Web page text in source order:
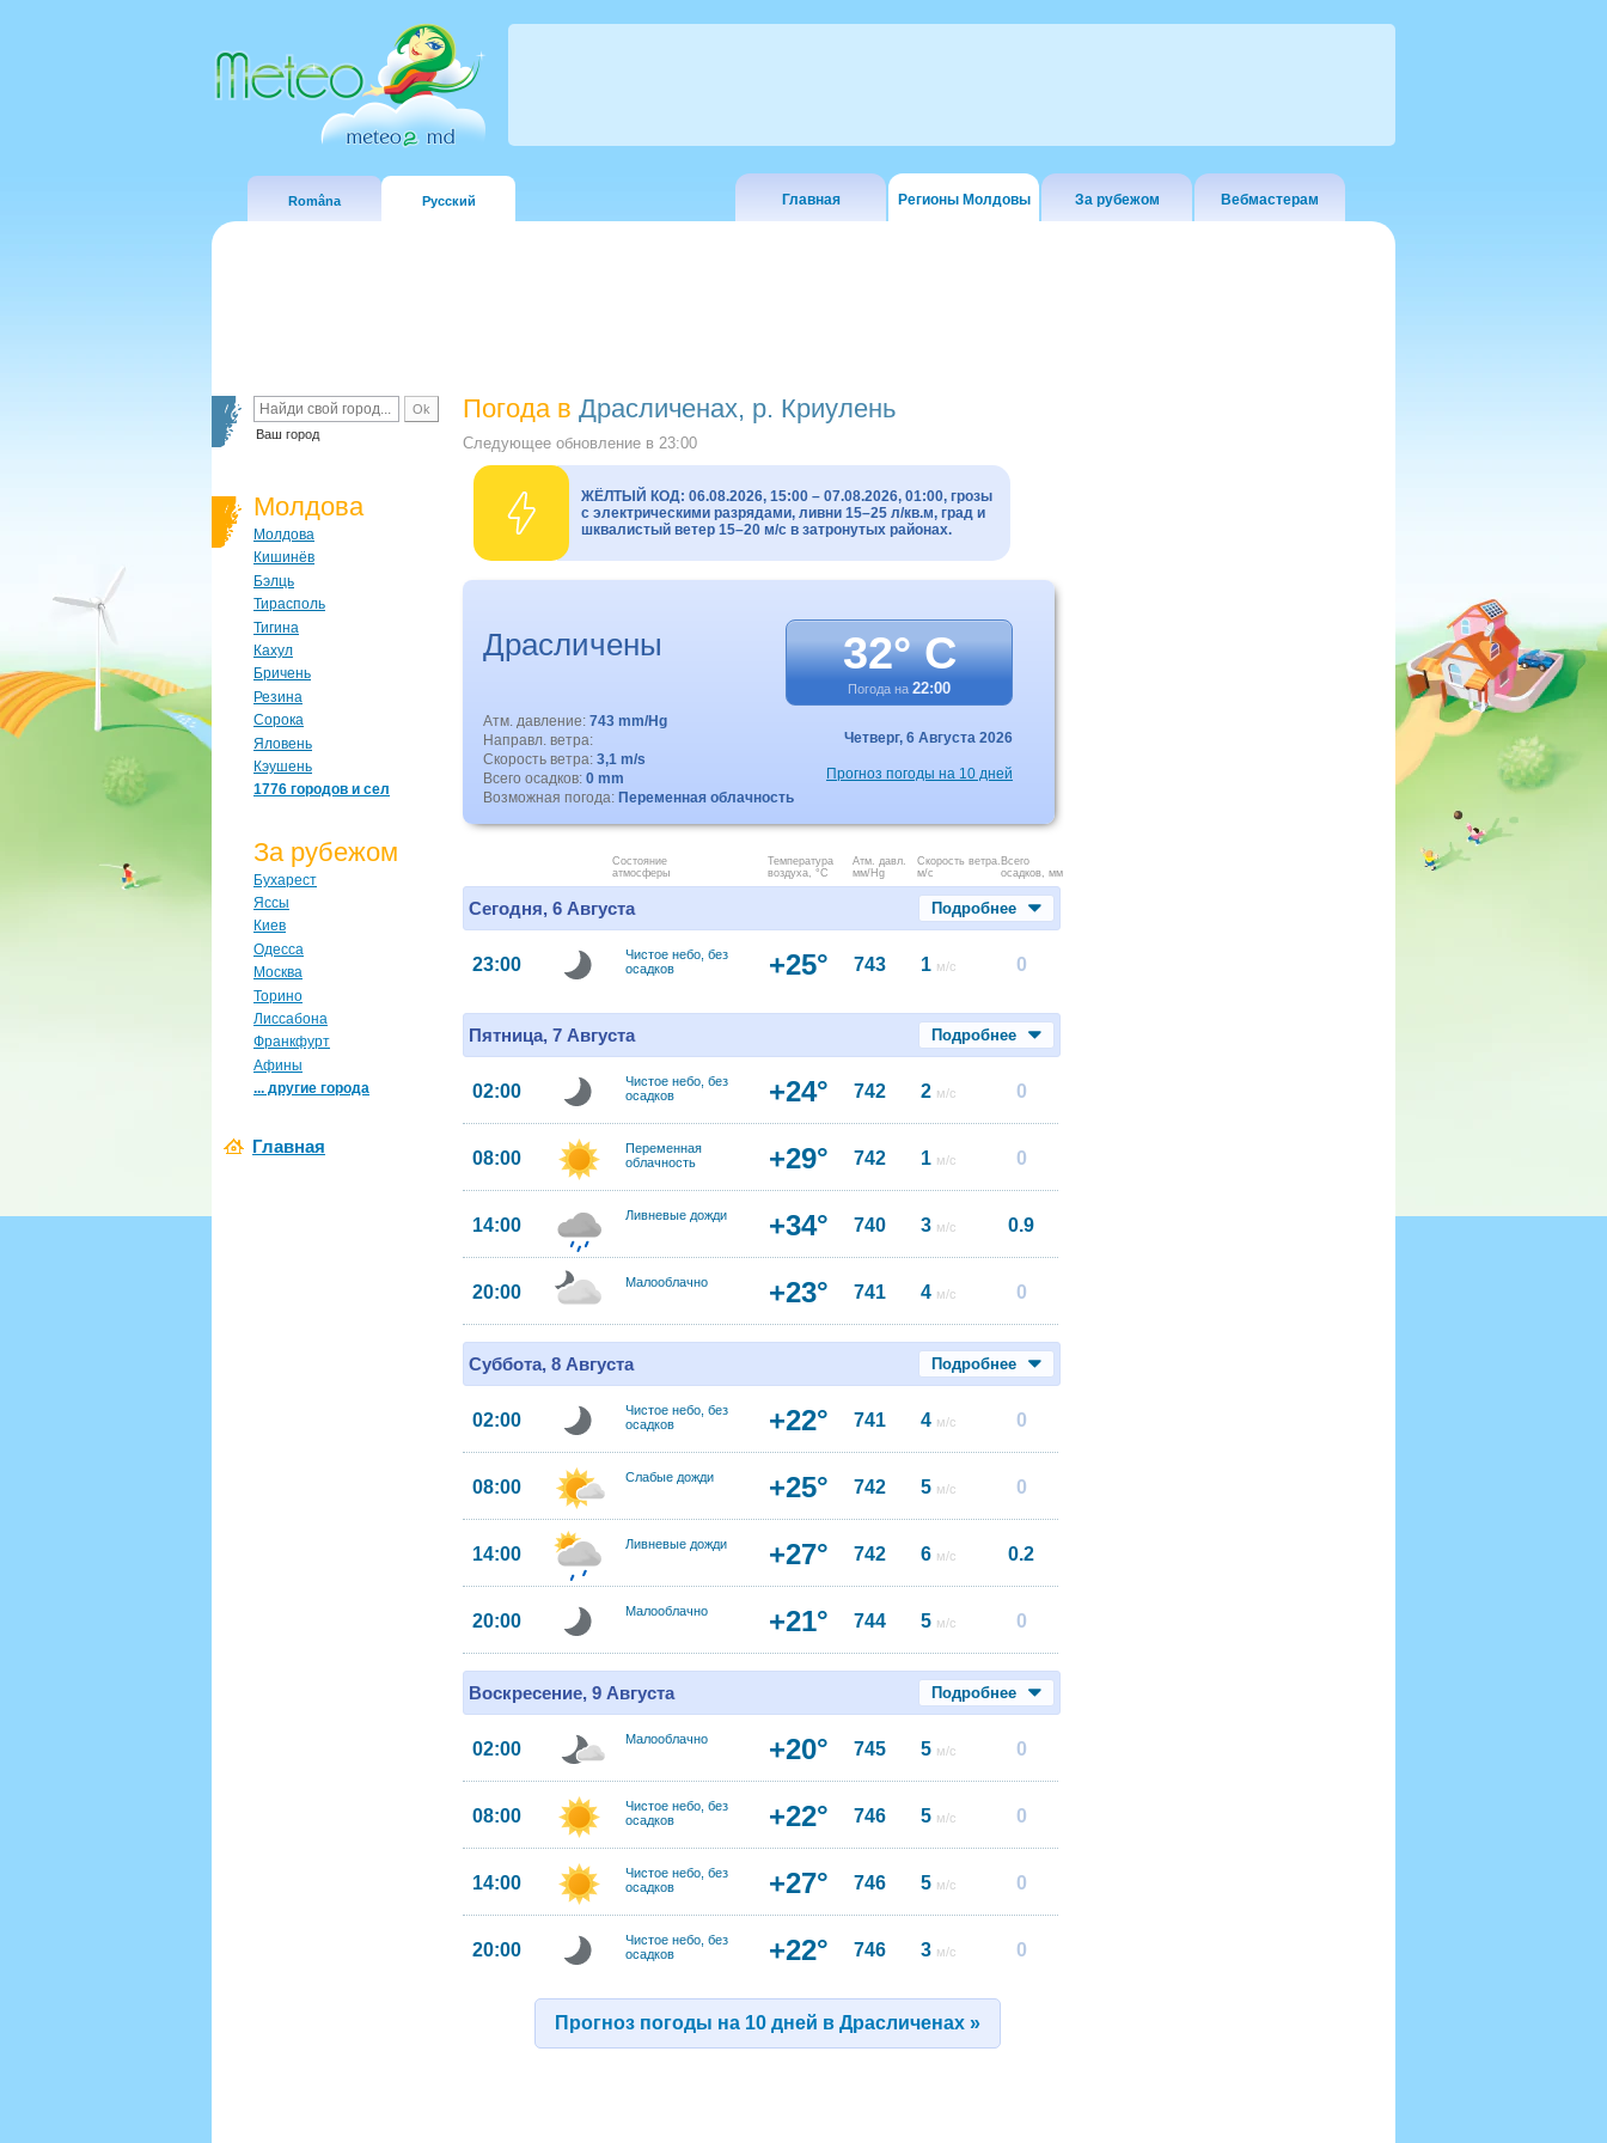
Româna Русский Главная Регионы Молдовы За рубежом Вебмастерам
Ваш город
Молдова
Молдова
Кишинёв
Бэлць
Тирасполь
Тигина
Кахул
Бричень
Резина
Сорока
Яловень
Кэушень
1776 городов и сел
За рубежом
Бухарест
Яссы
Киев
Одесса
Москва
Торино
Лиссабона
Франкфурт
Афины
... другие города
Главная
Погода в Драсличенах, р. Криулень
Следующее обновление в 23:00
ЖЁЛТЫЙ КОД: 06.08.2026, 15:00 – 07.08.2026, 01:00, грозы
с электрическими разрядами, ливни 15–25 л/кв.м, град и
шквалистый ветер 15–20 м/с в затронутых районах.
Драсличены 32° C
Погода на 22:00
Атм. давление: 743 mm/Hg
Направл. ветра:
Скорость ветра: 3,1 m/s
Всего осадков: 0 mm
Возможная погода: Переменная облачность
Четверг, 6 Августа 2026
Прогноз погоды на 10 дней
Состояние
атмосферы
Температура
воздуха, °C
Атм. давл.
мм/Hg
Скорость ветра.
м/с
Всего
осадков, мм
Сегодня, 6 Августа Подробнее
23:00
Чистое небо, без
осадков
+25° 743 1 м/с 0
Пятница, 7 Августа Подробнее
02:00
Чистое небо, без
осадков
+24° 742 2 м/с 0
08:00
Переменная
облачность
+29° 742 1 м/с 0
14:00 Ливневые дожди +34° 740 3 м/с 0.9
20:00 Малооблачно +23° 741 4 м/с 0
Суббота, 8 Августа Подробнее
02:00
Чистое небо, без
осадков
+22° 741 4 м/с 0
08:00 Слабые дожди +25° 742 5 м/с 0
14:00 Ливневые дожди +27° 742 6 м/с 0.2
20:00 Малооблачно +21° 744 5 м/с 0
Воскресение, 9 Августа Подробнее
02:00 Малооблачно +20° 745 5 м/с 0
08:00
Чистое небо, без
осадков
+22° 746 5 м/с 0
14:00
Чистое небо, без
осадков
+27° 746 5 м/с 0
20:00
Чистое небо, без
осадков
+22° 746 3 м/с 0
Прогноз погоды на 10 дней в Драсличенах »